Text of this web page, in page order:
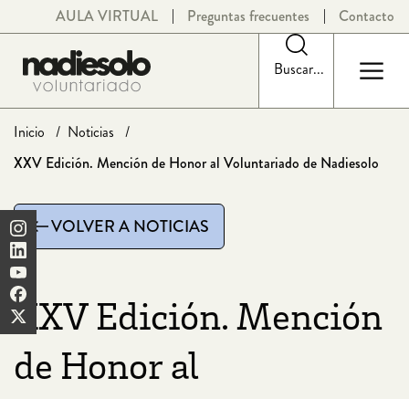
al
contenido
AULA VIRTUAL Preguntas frecuentes Contacto
Buscar...
Inicio
Noticias
XXV Edición. Mención de Honor al Voluntariado de Nadiesolo
VOLVER A NOTICIAS
XXV Edición. Mención
de Honor al